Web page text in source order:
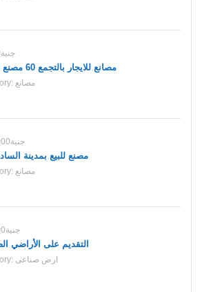
10000جنية
مصانع للايجار بالتجمع 60 مصنع للايجار
مصانع
1000000جنية
70 مصنع للبيع بمدينة
مصانع
000000جنية
التقديم على الأراضي
ارض صناعى